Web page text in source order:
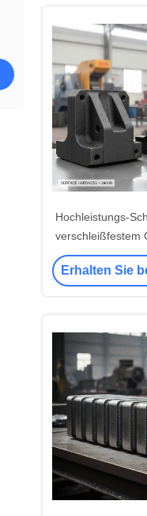
Hochleistungs-
verschleißfestem
und feinem
Erhalten Sie